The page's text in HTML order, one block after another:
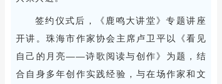
签约仪式后，《鹿鸣大讲堂》专题讲座
开讲。珠海市作家协会主席卢卫平以《看见
自己的月亮——诗歌阅读与创作》为题，结
合自身多年创作实践经验，与在场作家和文